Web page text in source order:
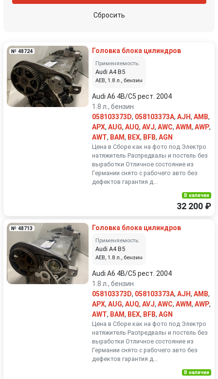
Сбросить
№ 48724 Головка блока цилиндров
Применяемость:
Audi A4 B5
AEB, 1.8 л., бензин
Audi A6 4B/C5 рест. 2004
1.8 л., бензин
058103373D, 058103373A, AJH, AMB,
APX, AUG, AUQ, AVJ, AWC, AWM, AWP,
AWT, BAM, BEX, BFB, AGN
Цена в Сборе как на фото под Электро
натяжитель Распредвалы и постель без
выработки Отличное состояние из
Германии снято с рабочего авто без
дефектов гарантия д...
В наличии
32 200 ₽
№ 48713 Головка блока цилиндров
Применяемость:
Audi A4 B5
AEB, 1.8 л., бензин
Audi A6 4B/C5 рест. 2004
1.8 л., бензин
058103373D, 058103373A, AJH, AMB,
APX, AUG, AUQ, AVJ, AWC, AWM, AWP,
AWT, BAM, BEX, BFB, AGN
Цена в Сборе как на фото под Электро
натяжитель Распредвалы и постель без
выработки Отличное состояние из
Германии снято с рабочего авто без
дефектов гарантия д...
В наличии